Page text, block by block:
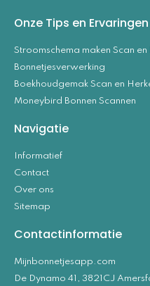
Onze Tips en Ervaringen
Stroomschema maken Scan en
Bonnetjesverwerking
Boekhoudgemak Scan en
Moneybird Bonnen Scannen
Navigatie
Informatief
Contact
Over ons
Sitemap
Contactinformatie
Mijnbonnetjesapp.com
De Dynamo 41, 3821CJ